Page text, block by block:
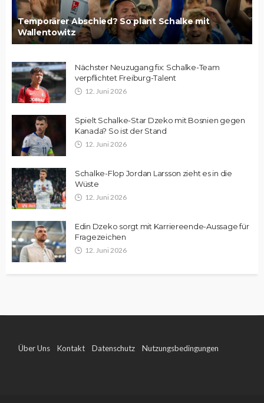
Temporärer Abschied? So plant Schalke mit
Wallentowitz
Nächster Neuzugang fix: Schalke-Team
verpflichtet Freiburg-Talent
12. Juni 2026
Spielt Schalke-Star Dzeko mit Bosnien gegen
Kanada? So ist der Stand
12. Juni 2026
Schalke-Flop Jordan Larsson zieht es in die
Wüste
12. Juni 2026
Edin Dzeko sorgt mit Karriereende-Aussage für
Fragezeichen
12. Juni 2026
Über Uns Kontakt Datenschutz Nutzungsbedingungen